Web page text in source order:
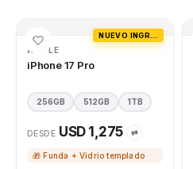
APPLE
iPhone 17 Pro
256GB 512GB 1TB
DESDE USD 1,275 ⇄
🎁 Funda + Vidrio templado